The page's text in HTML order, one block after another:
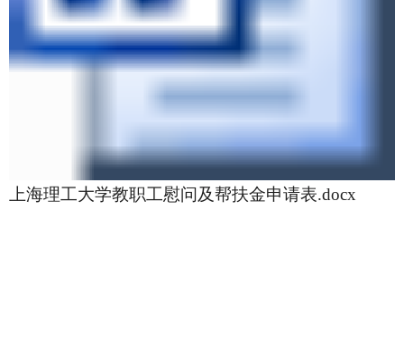
上海理工大学教职工慰问及帮扶金申请表.docx